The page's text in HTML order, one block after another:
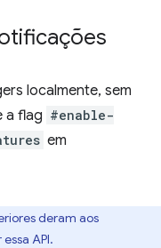
localmente, sem
a flag #enable-
em
deram aos
API.